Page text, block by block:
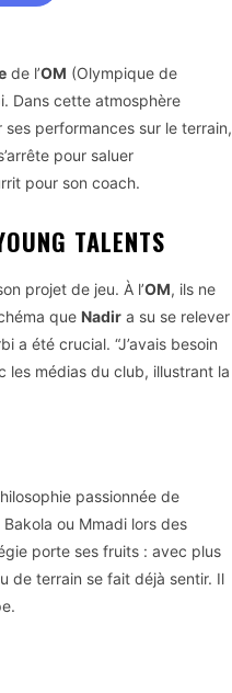
de l’OM (Olympique de
Dans cette atmosphère
performances sur le terrain,
pour saluer
pour son coach.
TALENTS
projet de jeu. À l’OM, ils ne
que Nadir a su se relever
a été crucial. “J’avais besoin
les médias du club, illustrant la
passionnée de
ou Mmadi lors des
porte ses fruits : avec plus
de terrain se fait déjà sentir. Il